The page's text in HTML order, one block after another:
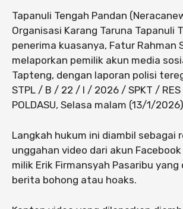
Tapanuli Tengah Pandan
Organisasi Karang Taruna Tapanuli
penerima kuasanya, Fatur Rahman
melaporkan pemilik akun media
Tapteng, dengan laporan polisi
STPL / B / 22 / I / 2026 / SPKT / RES
POLDASU, Selasa malam (13/1/
Langkah hukum ini diambil sebagai
unggahan video dari akun Facebook
milik Erik Firmansyah Pasaribu yang
berita bohong atau hoaks.